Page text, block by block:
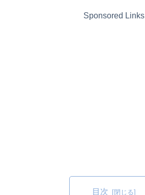
Sponsored Links
目次